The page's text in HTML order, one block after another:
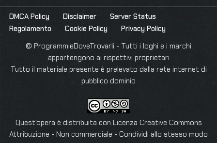
DMCA Policy Disclaimer
Server Status
Regolamento
Cookie Policy
Privacy Policy
© ProgrammieDoveTrovarli - Tutti i loghi e i marchi
appartengono ai rispettivi proprietari
Tutto il materiale presente è prelevato dalla rete internet di
pubblico dominio
Quest'opera è distribuita con Licenza Creative Commons
Attribuzione - Non commerciale - Condividi allo stesso modo